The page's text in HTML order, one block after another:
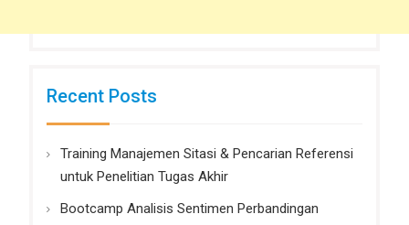
Recent Posts
Training Manajemen Sitasi & Pencarian Referensi
untuk Penelitian Tugas Akhir
Bootcamp Analisis Sentimen Perbandingan